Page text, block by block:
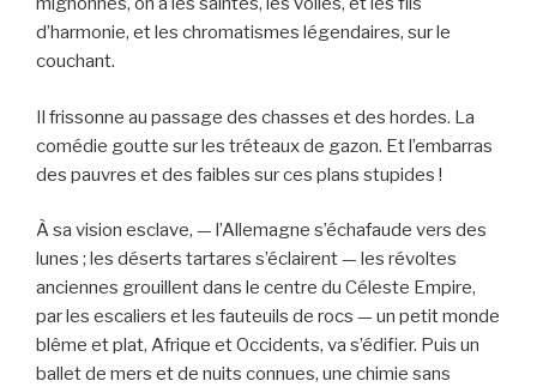
d’harmonie, et les chromatismes légendaires, sur le
couchant.
Il frissonne au passage des chasses et des hordes. La
comédie goutte sur les tréteaux de gazon. Et l’embarras
des pauvres et des faibles sur ces plans stupides !
À sa vision esclave, — l’Allemagne s’échafaude vers des
lunes ; les déserts tartares s’éclairent — les révoltes
anciennes grouillent dans le centre du Céleste Empire,
par les escaliers et les fauteuils de rocs — un petit monde
blême et plat, Afrique et Occidents, va s’édifier. Puis un
ballet de mers et de nuits connues, une chimie sans